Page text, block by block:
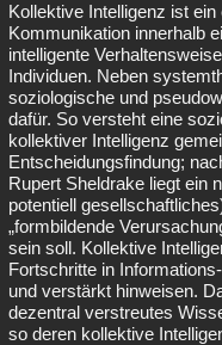
Kollektive Intelligenz ist
Kommunikation innerhalb
intelligente
Individuen. Neben
soziologische und
dafür. So versteht eine
kollektiver Intelligenz
Entscheidungsfindung;
Rupert Sheldrake liegt ein
potentiell
„formbildende
sein soll. Kollektive
Fortschritte in
und verstärkt hinweisen.
dezentral verstreutes
so deren kollektive